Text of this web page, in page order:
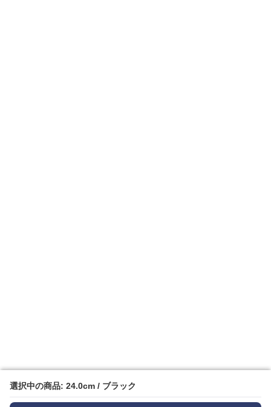
選択中の商品: 24.0cm / ブラック
選択中の商品: 24.0cm / ブラック